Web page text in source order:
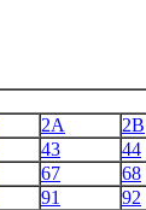
2A 2B
43 44
67 68
91 92